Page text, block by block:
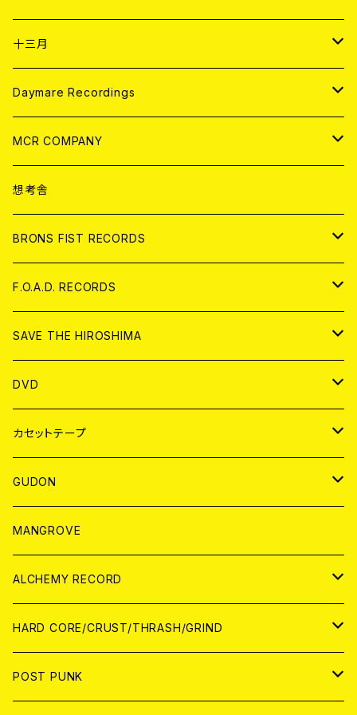
ANALOG
アパレル
CD
ANALOG
十三月
CD
ANALOG
Daymare Recordings
CD
ANALOG
MCR COMPANY
CD
アパレル
ANALOG
想考舎
BRONS FIST RECORDS
CD
ANALOG
F.O.A.D. RECORDS
CD
ANALOG
SAVE THE HIROSHIMA
アパレル
BADGE
DVD
JAPAN
WORLD
カセットテープ
JAPAN
WORLD
GUDON
アパレル
PATCH
アナログ
DIGITAL CONTENTS
MANGROVE
ALCHEMY RECORD
CD
ANALOG
HARD CORE/CRUST/THRASH/GRIND
JAPAN
POST PUNK